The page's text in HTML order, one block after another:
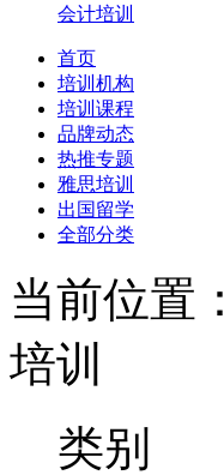
会计培训
首页
培训机构
培训课程
品牌动态
热推专题
雅思培训
出国留学
全部分类
当前位置：
培训
类别